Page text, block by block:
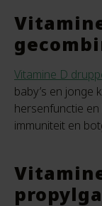
Vitamine D
baby’s en jonge
hersenfunctie
immuniteit en